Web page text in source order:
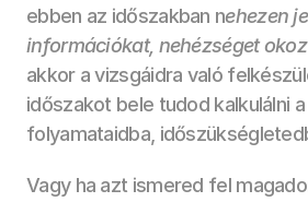
ebben az időszakban nehezen
információkat, nehézséget
akkor a vizsgáidra való
időszakot bele tudod kalkulálni a
folyamataidba,
Vagy ha azt ismered fel